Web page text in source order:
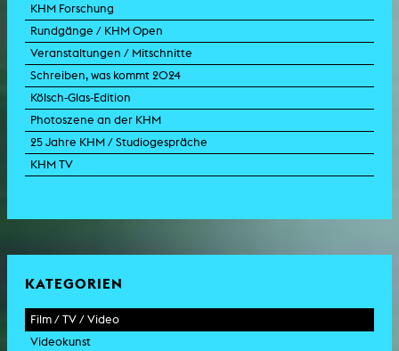
KHM Forschung
Rundgänge / KHM Open
Veranstaltungen / Mitschnitte
Schreiben, was kommt 2024
Kölsch-Glas-Edition
Photoszene an der KHM
25 Jahre KHM / Studiogespräche
KHM TV
KATEGORIEN
Film / TV / Video
Spielfilm
Videokunst